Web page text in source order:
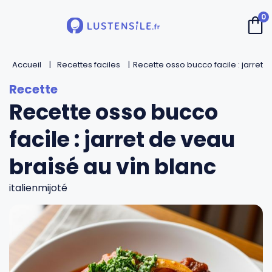
Retour
Cuillères
Spatules
Fouets
Pinces et piques
Louches
Retour
Couteaux de chef
Couteaux d’office
Couteaux Santoku
Couteaux bec d’oiseau
Couteaux dentés
Retour
Casseroles
Faitouts et cocottes
Poêles
Sauteuses
Woks
Retour
André Verdier
Mirontaine
Roger Orfèvre
Tournabois
Jean Dubost
0
Accueil Recettes faciles Recette osso bucco facile : jarret
Recette osso bucco
facile : jarret de veau
braisé au vin blanc
italienmijoté